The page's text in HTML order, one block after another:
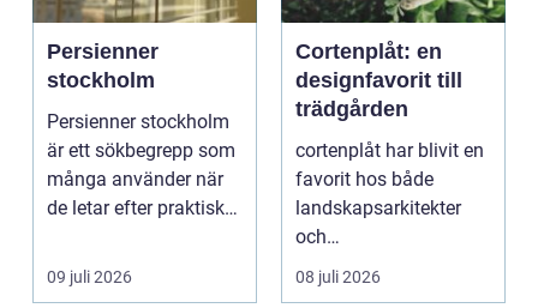
Persienner
stockholm
Persienner stockholm
är ett sökbegrepp som
många använder när
de letar efter praktiska
09 juli 2026
Cortenplåt: en
designfavorit till
trädgården
cortenplåt har blivit en
favorit hos både
landskapsarkitekter
och
trädgårdsentusiaster.
Det är ett m...
08 juli 2026